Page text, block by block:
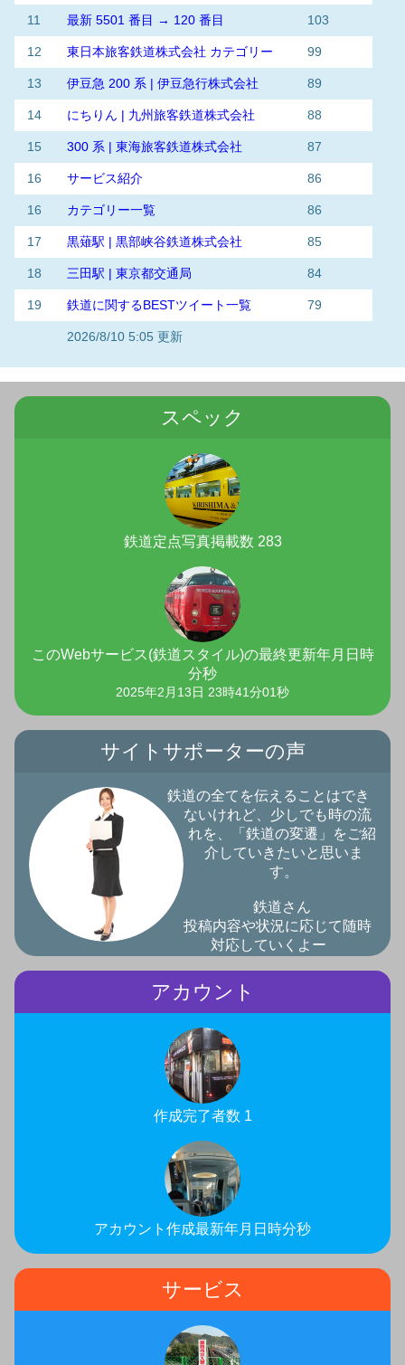
11 最新 5501 番目 → 120 番目 103
12 東日本旅客鉄道株式会社 カテゴリー 99
13 伊豆急 200 系 | 伊豆急行株式会社 89
14 にちりん | 九州旅客鉄道株式会社 88
15 300 系 | 東海旅客鉄道株式会社 87
16 サービス紹介 86
16 カテゴリー一覧 86
17 黒薙駅 | 黒部峡谷鉄道株式会社 85
18 三田駅 | 東京都交通局 84
19 鉄道に関するBESTツイート一覧 79
2026/8/10 5:05 更新
スペック
鉄道定点写真掲載数 283
このWebサービス(鉄道スタイル)の最終更新年月日時
分秒
2025年2月13日 23時41分01秒
サイトサポーターの声
鉄道の全てを伝えることはでき
ないけれど、少しでも時の流
れを、「鉄道の変遷」をご紹
介していきたいと思いま
す。
鉄道さん
投稿内容や状況に応じて随時
対応していくよー
サービス
アカウント
作成完了者数 1
アカウント作成最新年月日時分秒